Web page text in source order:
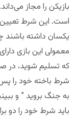
بازیکن را مجاز
است. این شرط تعیین
یکسان داشته باشند
معمولی این بازی
که تسلیم شوید، در
شرط باخته خود را
به جنگ بروید ” و
باید شرط خود را دو